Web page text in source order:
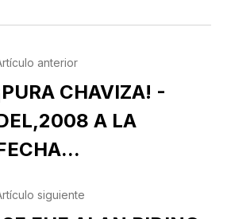
anterior
CHAVIZA! -
A LA
siguiente